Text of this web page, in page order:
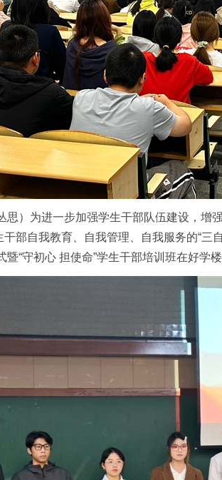
思）为进一步加强学生干部队伍建设，增
部自我教育、自我管理、自我服务的“三
“守初心 担使命”学生干部培训班在好学